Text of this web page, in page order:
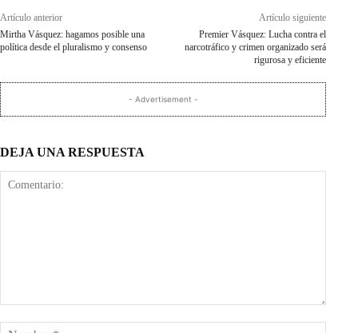
Artículo anterior
Mirtha Vásquez: hagamos posible una
política desde el pluralismo y consenso
Artículo siguiente
Premier Vásquez: Lucha contra el
narcotráfico y crimen organizado será
rigurosa y eficiente
- Advertisement -
DEJA UNA RESPUESTA